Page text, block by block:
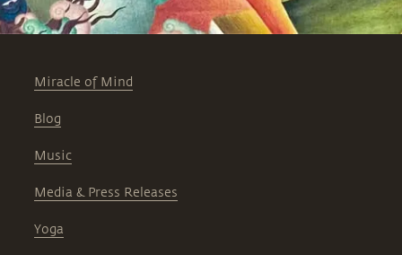
Miracle of Mind
Blog
Music
Media & Press Releases
Yoga